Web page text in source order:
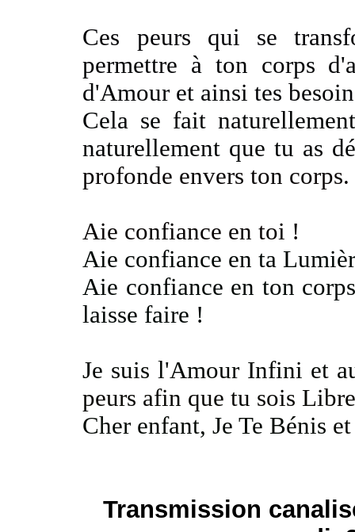
Ces peurs qui se
permettre à ton corps
d'Amour et ainsi tes
Cela se fait
naturellement que tu as
profonde envers ton corps.
Aie confiance en toi !
Aie confiance en ta
Aie confiance en ton
laisse faire !
Je suis l'Amour Infini et
peurs afin que tu sois
Cher enfant, Je Te Bénis
Transmission